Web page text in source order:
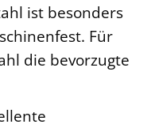
ist besonders
Für
die bevorzugte